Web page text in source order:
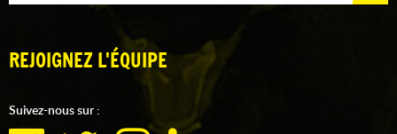
REJOIGNEZ L'ÉQUIPE
Suivez-nous sur :